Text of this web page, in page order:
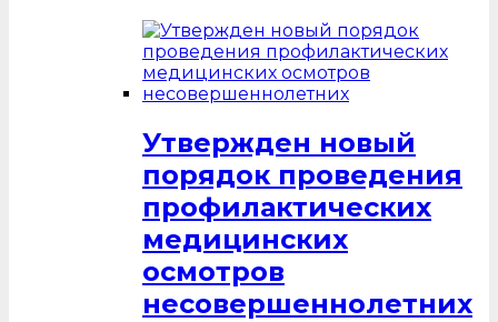
Утвержден новый
порядок проведения
профилактических
медицинских
осмотров
несовершеннолетних